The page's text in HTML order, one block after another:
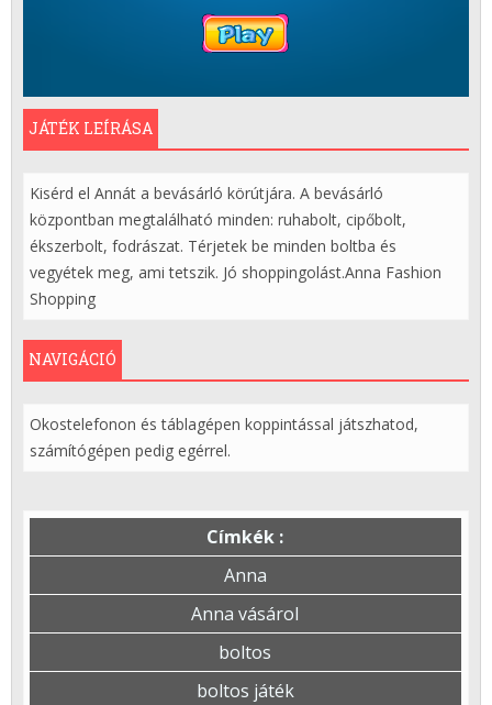
JÁTÉK LEÍRÁSA
Kisérd el Annát a bevásárló körútjára. A bevásárló
központban megtalálható minden: ruhabolt, cipőbolt,
ékszerbolt, fodrászat. Térjetek be minden boltba és
vegyétek meg, ami tetszik. Jó shoppingolást.Anna Fashion
Shopping
NAVIGÁCIÓ
Okostelefonon és táblagépen koppintással játszhatod,
számítógépen pedig egérrel.
Címkék :
Anna
Anna vásárol
boltos
boltos játék